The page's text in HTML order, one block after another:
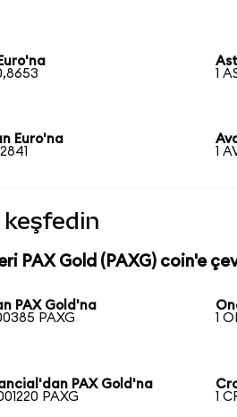
1
Euro'na
1
keşfedin
PAX Gold (PAXG) coin'e
PAX Gold'na
PAXG
1
PAX Gold'na
PAXG
1